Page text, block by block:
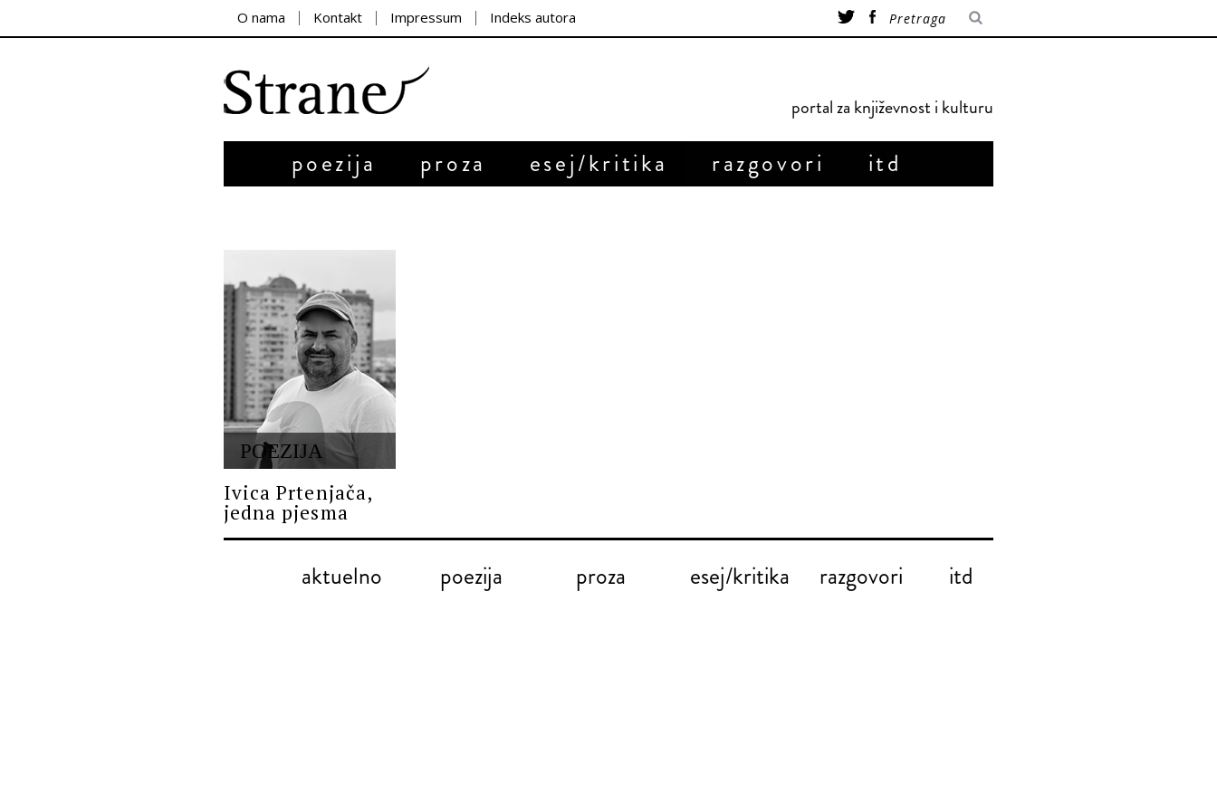
O nama Kontakt Impressum Indeks autora
portal za književnost i kulturu
poezija proza esej/kritika razgovori itd
POEZIJA
Ivica Prtenjača,
jedna pjesma
aktuelno poezija proza esej/kritika razgovori itd